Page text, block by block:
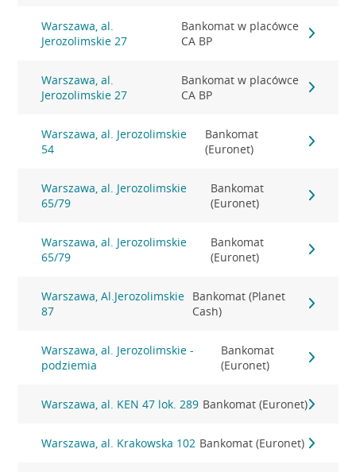
Warszawa, al.
Jerozolimskie 27
Bankomat w placówce
CA BP
Warszawa, al.
Jerozolimskie 27
Bankomat w placówce
CA BP
Warszawa, al. Jerozolimskie
54
Bankomat
(Euronet)
Warszawa, al. Jerozolimskie
65/79
Bankomat
(Euronet)
Warszawa, al. Jerozolimskie
65/79
Bankomat
(Euronet)
Warszawa, Al.Jerozolimskie
87
Bankomat (Planet
Cash)
Warszawa, al. Jerozolimskie -
podziemia
Bankomat
(Euronet)
Warszawa, al. KEN 47 lok. 289 Bankomat (Euronet)
Warszawa, al. Krakowska 102 Bankomat (Euronet)